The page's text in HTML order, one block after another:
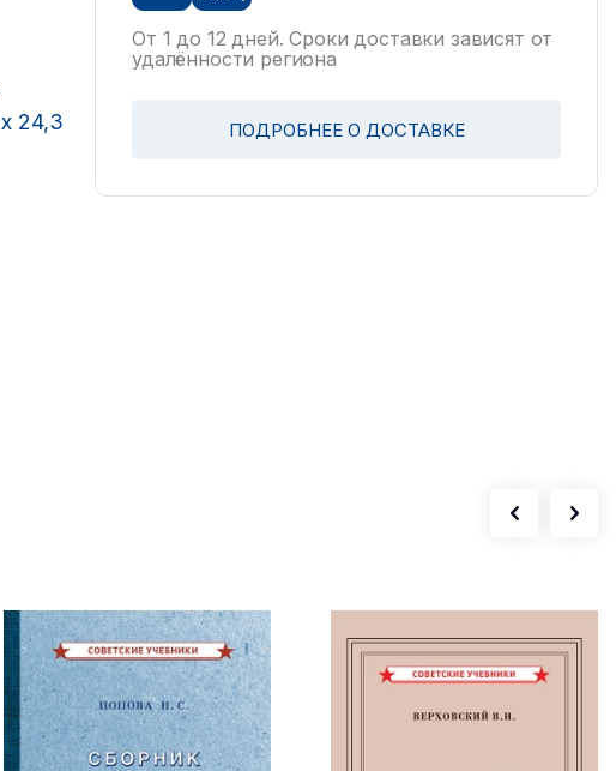
x 24,3
От 1 до 12 дней. Сроки доставки зависят от
удалённости региона
ПОДРОБНЕЕ О ДОСТАВКЕ